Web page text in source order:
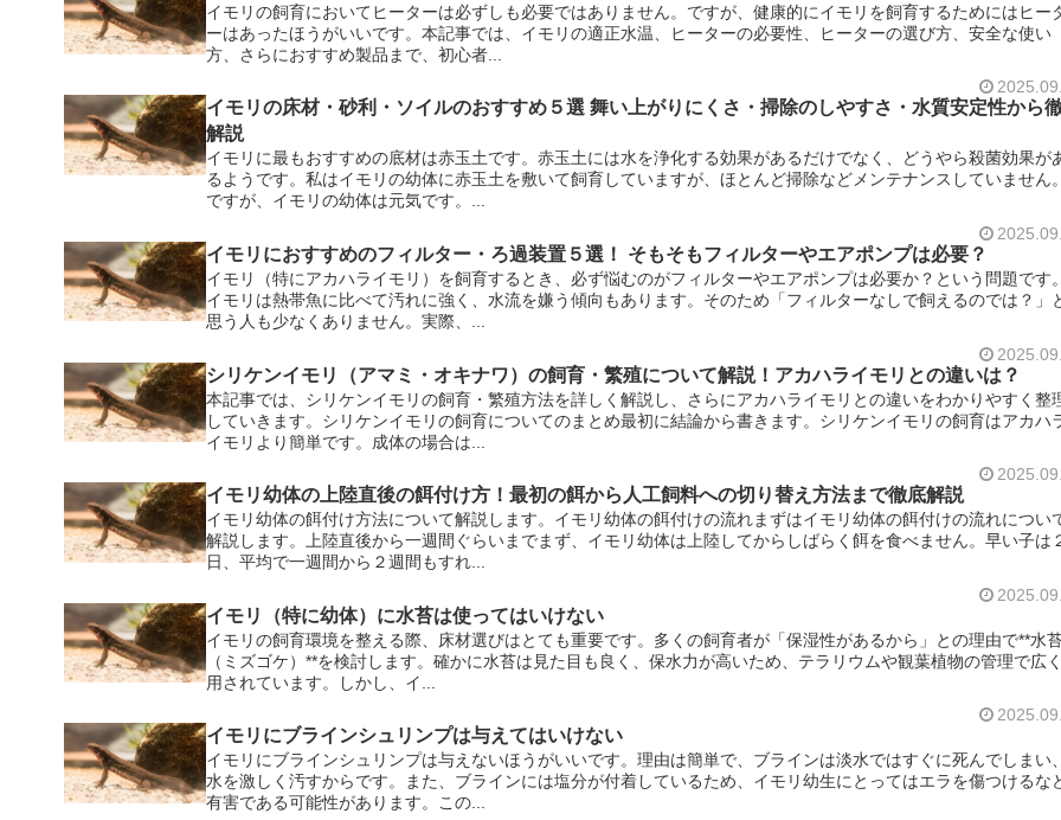
イモリの飼育においてヒーターは必ずしも必要ではありません。ですが、健康的にイモリを飼育するためにはヒー
ーはあったほうがいいです。本記事では、イモリの適正水温、ヒーターの必要性、ヒーターの選び方、安全な使い
方、さらにおすすめ製品まで、初心者...
イモリの床材・砂利・ソイルのおすすめ５選 舞い上がりにくさ・掃除のしやすさ・水質安定性から
解説
イモリに最もおすすめの底材は赤玉土です。赤玉土には水を浄化する効果があるだけでなく、どうやら殺菌効果が
るようです。私はイモリの幼体に赤玉土を敷いて飼育していますが、ほとんど掃除などメンテナンスしていません。
ですが、イモリの幼体は元気です。...
イモリにおすすめのフィルター・ろ過装置５選！ そもそもフィルターやエアポンプは必要？
イモリ（特にアカハライモリ）を飼育するとき、必ず悩むのがフィルターやエアポンプは必要か？という問題です。
イモリは熱帯魚に比べて汚れに強く、水流を嫌う傾向もあります。そのため「フィルターなしで飼えるのでは？」
思う人も少なくありません。実際、...
シリケンイモリ（アマミ・オキナワ）の飼育・繁殖について解説！アカハライモリとの違いは？
本記事では、シリケンイモリの飼育・繁殖方法を詳しく解説し、さらにアカハライモリとの違いをわかりやすく整
していきます。シリケンイモリの飼育についてのまとめ最初に結論から書きます。シリケンイモリの飼育はアカハ
イモリより簡単です。成体の場合は...
イモリ幼体の上陸直後の餌付け方！最初の餌から人工飼料への切り替え方法まで徹底解説
イモリ幼体の餌付け方法について解説します。イモリ幼体の餌付けの流れまずはイモリ幼体の餌付けの流れについ
解説します。上陸直後から一週間ぐらいまでまず、イモリ幼体は上陸してからしばらく餌を食べません。早い子は
日、平均で一週間から２週間もすれ...
イモリ（特に幼体）に水苔は使ってはいけない
イモリの飼育環境を整える際、床材選びはとても重要です。多くの飼育者が「保湿性があるから」との理由で**水
（ミズゴケ）**を検討します。確かに水苔は見た目も良く、保水力が高いため、テラリウムや観葉植物の管理で広
用されています。しかし、イ...
イモリにブラインシュリンプは与えてはいけない
イモリにブラインシュリンプは与えないほうがいいです。理由は簡単で、ブラインは淡水ではすぐに死んでしまい、
水を激しく汚すからです。また、ブラインには塩分が付着しているため、イモリ幼生にとってはエラを傷つけるな
有害である可能性があります。この...